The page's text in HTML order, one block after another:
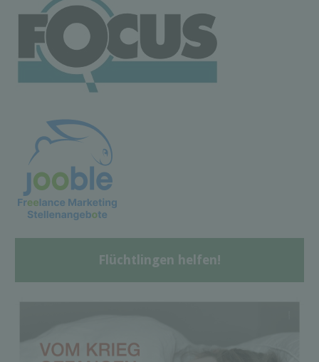
Flüchtlingen helfen!